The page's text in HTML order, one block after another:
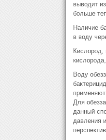
выводит
больше
Наличие
в воду
Кислород,
Воду
Для
данный
давления